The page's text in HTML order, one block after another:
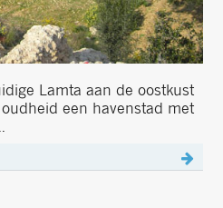
Lamta aan de oostkust
een havenstad met